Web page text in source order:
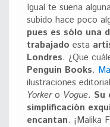
Igual te suena
subido hace poco
pues es sólo una
trabajado esta
Londres. ¿Que
Penguin Books.
ilustraciones
Yorkero Vogue. Su
simplificación
encantan. ¡Malika